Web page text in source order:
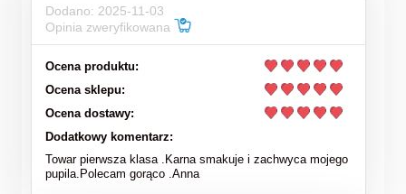
Dodano: 2025-11-03
Opinia zweryfikowana
Ocena produktu:
Ocena sklepu:
Ocena dostawy:
Dodatkowy komentarz:
Towar pierwsza klasa .Karna smakuje i zachwyca mojego
pupila.Polecam gorąco .Anna